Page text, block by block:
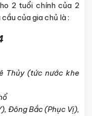
2 tuổi chính của 2
của gia chủ là :
Thủy (tức nước khe
Đông Bắc (Phục Vị),